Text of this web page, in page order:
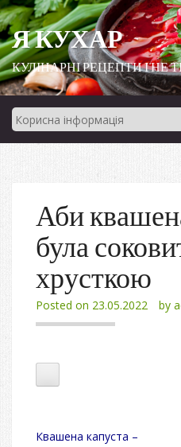
Я КУХАР
КУЛІНАРНІ РЕЦЕПТИ І НЕ
Аби
була
хрусткою
Posted on 23.05.2022 by
Квашена капуста –